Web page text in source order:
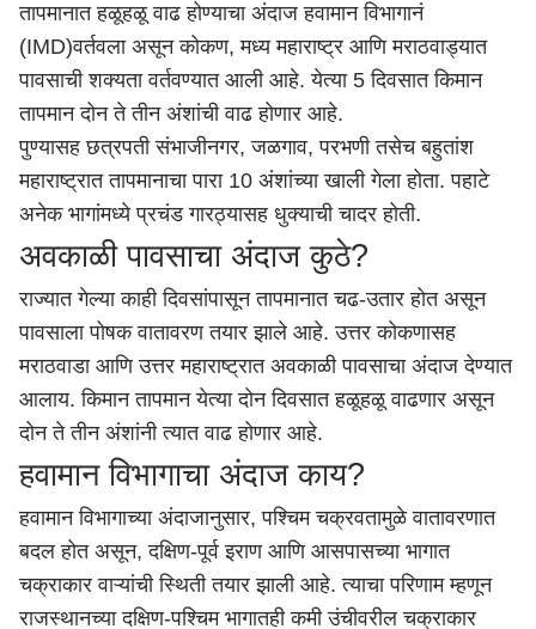
तापमानात हळूहळू वाढ होण्याचा अंदाज हवामान विभागानं
(IMD)वर्तवला असून कोकण, मध्य महाराष्ट्र आणि मराठवाड्यात
पावसाची शक्यता वर्तवण्यात आली आहे. येत्या 5 दिवसात किमान
तापमान दोन ते तीन अंशांची वाढ होणार आहे.
पुण्यासहछत्रपती संभाजीनगर,जळगाव,परभणीतसेच बहुतांश
महाराष्ट्रात तापमानाचा पारा 10 अंशांच्या खाली गेला होता. पहाटे
अनेक भागांमध्ये प्रचंड गारठ्यासह धुक्याची चादर होती.
अवकाळी पावसाचा अंदाज कुठे?
राज्यात गेल्या काही दिवसांपासून तापमानात चढ-उतार होत असून
पावसाला पोषक वातावरण तयार झाले आहे. उत्तर कोकणासह
मराठवाडा आणि उत्तर महाराष्ट्रात अवकाळी पावसाचा अंदाज देण्यात
आलाय. किमान तापमान येत्या दोन दिवसात हळूहळू वाढणार असून
दोन ते तीन अंशांनी त्यात वाढ होणार आहे.
हवामान विभागाचा अंदाज काय?
हवामान विभागाच्या अंदाजानुसार, पश्चिम चक्रवतामुळे वातावरणात
बदल होत असून, दक्षिण-पूर्व इराण आणि आसपासच्या भागात
चक्राकार वाऱ्यांची स्थिती तयार झाली आहे. त्याचा परिणाम म्हणून
राजस्थानच्या दक्षिण-पश्चिम भागातही कमी उंचीवरील चक्राकार